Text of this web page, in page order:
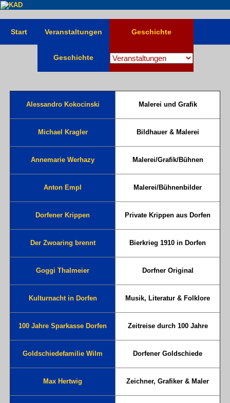
Start Veranstaltungen Geschichte
Geschichte
Alessandro Kokocinski Malerei und Grafik
Michael Kragler Bildhauer & Malerei
Annemarie Werhazy Malerei/Grafik/Bühnen
Anton Empl Malerei/Bühnenbilder
Dorfener Krippen Private Krippen aus Dorfen
Der Zwoaring brennt Bierkrieg 1910 in Dorfen
Goggi Thalmeier Dorfner Original
Kulturnacht in Dorfen Musik, Literatur & Folklore
100 Jahre Sparkasse Dorfen Zeitreise durch 100 Jahre
Goldschiedefamilie Wilm Dorfener Goldschiede
Max Hertwig Zeichner, Grafiker & Maler